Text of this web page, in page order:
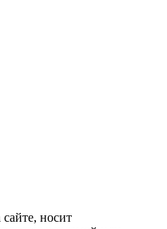
носит